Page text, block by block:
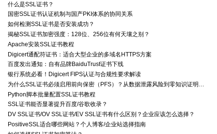
什么是SSL证书？
国密SSL证书认证机制与国产PKI体系的协同关系
如何检测SSL证书是否安装成功？
揭秘SSL证书加密强度：128位、256位有何天壤之别？
Apache安装SSL证书教程
Digicert通配符证书：适合大型企业的多域名HTTPS方案
百度发出通知：自有品牌BaiduTrust证书下线
银行系统必看！Digicert FIPS认证与合规性要求解读
为什么SSL证书必须启用前向保密（PFS）？从数据泄露风险到零知识证明的安全价值分析
Python脚本批量配置SSL证书教程
SSL证书能否显著提升百度/谷歌收录？
DV SSL证书/OV SSL证书/EV SSL证书有什么区别？企业应该怎么选择？
PositiveSSL适合哪些网站？个人博客/企业站选择指南